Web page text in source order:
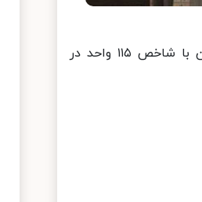
براساس اعلام مرکز کنترل کیفیت هوا، در ۲۴ ساعت گذشته هوای تهران با شاخص ۱۱۵ واحد در